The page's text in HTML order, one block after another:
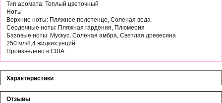
Тип аромата: Теплый цветочный
Ноты
Верхние ноты: Пляжное полотенце, Соленая вода
Сердечные ноты: Пляжная гардения, Плюмерия
Базовые ноты: Мускус, Соленая амбра, Светлая древесина
250 мл/8,4 жидких унций.
Произведено в США
Характеристики
Отзывы